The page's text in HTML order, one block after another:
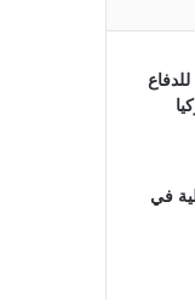
في